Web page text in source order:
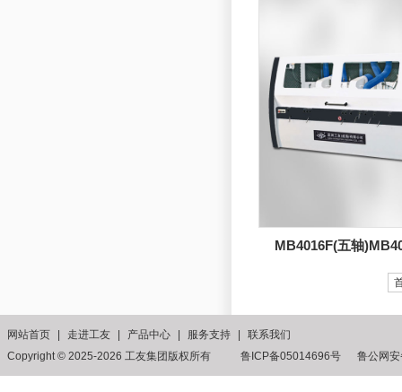
MB4016F(五轴
网站首页 走进工友 产品中心 服务支持
联系我们
Copyright © 2025-2026 工友集团版权所有 鲁ICP备05014696号
鲁公网